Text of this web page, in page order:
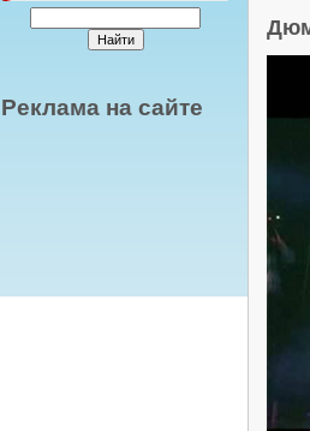
Реклама на сайте